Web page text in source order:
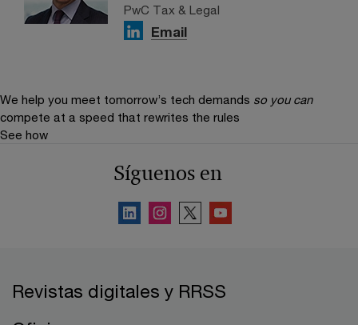
PwC Tax & Legal
Email
We help you meet tomorrow’s tech demands so you can
compete at a speed that rewrites the rules
See how
Síguenos en
Revistas digitales y RRSS